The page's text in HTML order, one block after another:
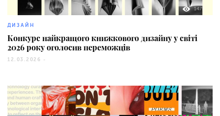
1475
ДИЗАЙН
Конкурс найкращого книжкового дизайну у світі
2026 року оголосив переможців
12.03.2026 -